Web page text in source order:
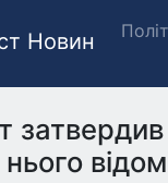
Новин
затвердив